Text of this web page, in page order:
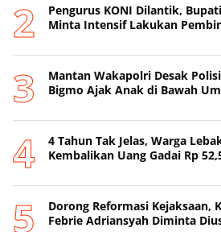
Pengurus KONI Dilantik,
Minta Intensif Lakukan
Mantan Wakapolri Desak
Bigmo Ajak Anak di Bawah
4 Tahun Tak Jelas, Warga
Kembalikan Uang Gadai Rp
Dorong Reformasi Kejaksaan,
Febrie Adriansyah Diminta